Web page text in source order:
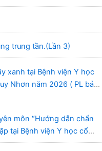
trung tần.(Lần 3)
xanh tại Bệnh viện Y học
Nhơn năm 2026 ( PL bản
theo)
môn “Hướng dẫn chẩn
tại Bệnh viện Y học cổ